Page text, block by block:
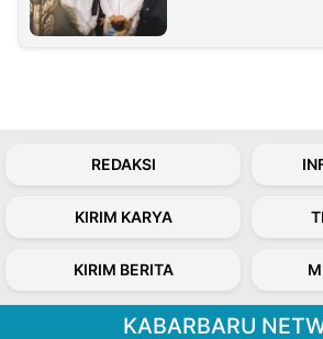
REDAKSI
KIRIM KARYA
KIRIM BERITA
KABARBARU